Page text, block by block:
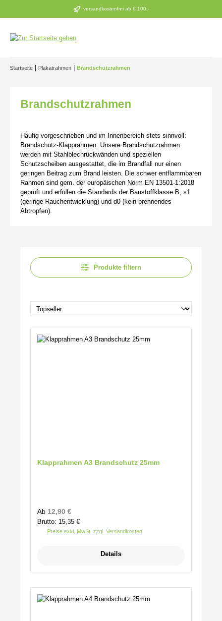
Zum Hauptinhalt springen versandkostenfrei ab € 100,-
Startseite Plakatrahmen Brandschutzrahmen
Brandschutzrahmen
Häufig vorgeschrieben und im Innenbereich stets sinnvoll:
Brandschutz-Klapprahmen. Unsere Brandschutzrahmen
werden mit Stahlblechrückwänden und speziellen
Schutzscheiben ausgestattet, die im Brandfall nur einen
geringen Beitrag zum Brand leisten. Die schwer entflammbaren
Rahmen sind gem. der europäischen Norm EN 13501-1:2018
geprüft und erfüllen die Standards der Baustoffklasse B, s1
(geringe Rauchentwicklung) und d0 (kein brennendes
Abtropfen).
Produkte filtern
Klapprahmen A3 Brandschutz 25mm
Regulärer Preis:
Ab 12,90 €
Brutto: 15,35 €
Preise exkl. MwSt. zzgl. Versandkosten
Details